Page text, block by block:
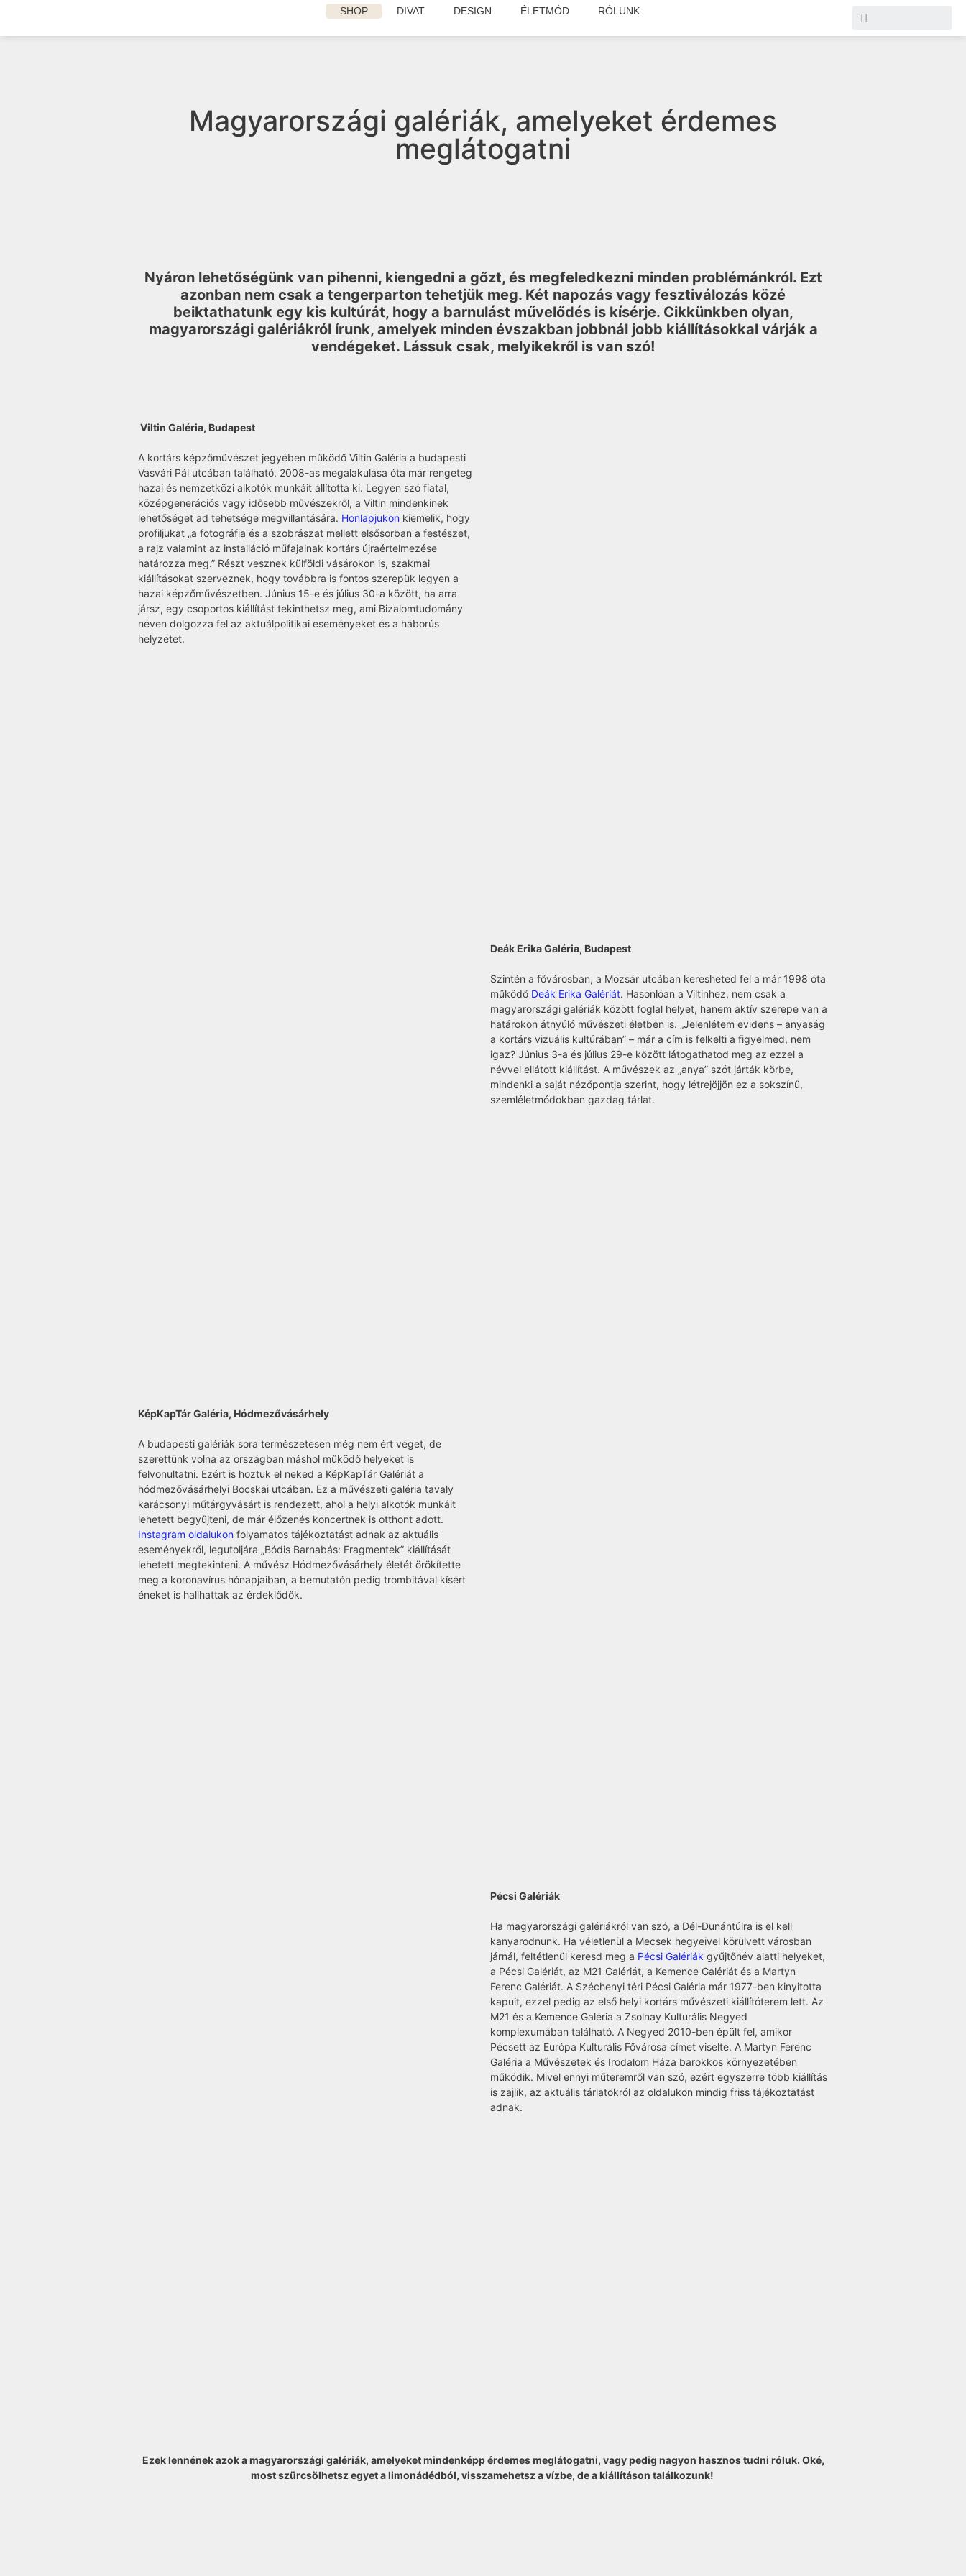
SHOP DIVAT DESIGN ÉLETMÓD RÓLUNK
Magyarországi galériák, amelyeket érdemes
meglátogatni
Nyáron lehetőségünk van pihenni, kiengedni a gőzt, és megfeledkezni minden problémánkról. Ezt
azonban nem csak a tengerparton tehetjük meg. Két napozás vagy fesztiválozás közé
beiktathatunk egy kis kultúrát, hogy a barnulást művelődés is kísérje. Cikkünkben olyan,
magyarországi galériákról írunk, amelyek minden évszakban jobbnál jobb kiállításokkal várják a
vendégeket. Lássuk csak, melyikekről is van szó!
Viltin Galéria, Budapest
A kortárs képzőművészet jegyében működő Viltin Galéria a budapesti
Vasvári Pál utcában található. 2008-as megalakulása óta már rengeteg
hazai és nemzetközi alkotók munkáit állította ki. Legyen szó fiatal,
középgenerációs vagy idősebb művészekről, a Viltin mindenkinek
lehetőséget ad tehetsége megvillantására. Honlapjukon kiemelik, hogy
profiljukat „a fotográfia és a szobrászat mellett elsősorban a festészet,
a rajz valamint az installáció műfajainak kortárs újraértelmezése
határozza meg.” Részt vesznek külföldi vásárokon is, szakmai
kiállításokat szerveznek, hogy továbbra is fontos szerepük legyen a
hazai képzőművészetben. Június 15-e és július 30-a között, ha arra
jársz, egy csoportos kiállítást tekinthetsz meg, ami Bizalomtudomány
néven dolgozza fel az aktuálpolitikai eseményeket és a háborús
helyzetet.
Deák Erika Galéria, Budapest
Szintén a fővárosban, a Mozsár utcában keresheted fel a már 1998 óta
működő Deák Erika Galériát. Hasonlóan a Viltinhez, nem csak a
magyarországi galériák között foglal helyet, hanem aktív szerepe van a
határokon átnyúló művészeti életben is. „Jelenlétem evidens – anyaság
a kortárs vizuális kultúrában” – már a cím is felkelti a figyelmed, nem
igaz? Június 3-a és július 29-e között látogathatod meg az ezzel a
névvel ellátott kiállítást. A művészek az „anya” szót járták körbe,
mindenki a saját nézőpontja szerint, hogy létrejöjjön ez a sokszínű,
szemléletmódokban gazdag tárlat.
KépKapTár Galéria, Hódmezővásárhely
A budapesti galériák sora természetesen még nem ért véget, de
szerettünk volna az országban máshol működő helyeket is
felvonultatni. Ezért is hoztuk el neked a KépKapTár Galériát a
hódmezővásárhelyi Bocskai utcában. Ez a művészeti galéria tavaly
karácsonyi műtárgyvásárt is rendezett, ahol a helyi alkotók munkáit
lehetett begyűjteni, de már élőzenés koncertnek is otthont adott.
Instagram oldalukon folyamatos tájékoztatást adnak az aktuális
eseményekről, legutoljára „Bódis Barnabás: Fragmentek” kiállítását
lehetett megtekinteni. A művész Hódmezővásárhely életét örökítette
meg a koronavírus hónapjaiban, a bemutatón pedig trombitával kísért
éneket is hallhattak az érdeklődők.
Pécsi Galériák
Ha magyarországi galériákról van szó, a Dél-Dunántúlra is el kell
kanyarodnunk. Ha véletlenül a Mecsek hegyeivel körülvett városban
járnál, feltétlenül keresd meg a Pécsi Galériák gyűjtőnév alatti helyeket,
a Pécsi Galériát, az M21 Galériát, a Kemence Galériát és a Martyn
Ferenc Galériát. A Széchenyi téri Pécsi Galéria már 1977-ben kinyitotta
kapuit, ezzel pedig az első helyi kortárs művészeti kiállítóterem lett. Az
M21 és a Kemence Galéria a Zsolnay Kulturális Negyed
komplexumában található. A Negyed 2010-ben épült fel, amikor
Pécsett az Európa Kulturális Fővárosa címet viselte. A Martyn Ferenc
Galéria a Művészetek és Irodalom Háza barokkos környezetében
működik. Mivel ennyi műteremről van szó, ezért egyszerre több kiállítás
is zajlik, az aktuális tárlatokról az oldalukon mindig friss tájékoztatást
adnak.
Ezek lennének azok a magyarországi galériák, amelyeket mindenképp érdemes meglátogatni, vagy pedig nagyon hasznos tudni róluk. Oké,
most szürcsölhetsz egyet a limonádédból, visszamehetsz a vízbe, de a kiállításon találkozunk!